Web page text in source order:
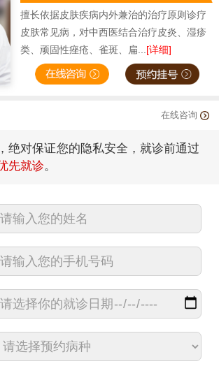
擅长依据皮肤疾病内外兼治的治疗原则诊疗
皮肤常见病，对中西医结合治疗皮炎、湿疹
类、顽固性痤疮、雀斑、扁...[详细]
在线咨询
绝对保证您的隐私安全，就诊前通过
先就诊。